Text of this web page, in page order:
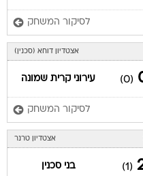
לסיקור המשחק
אצטדיון דוחא (סכנין)
(0) עירוני קרית שמונה
לסיקור המשחק
אצטדיון טרנר
(1) בני סכנין